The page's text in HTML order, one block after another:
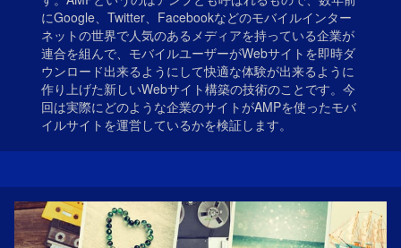
にGoogle、Twitter、Facebookなどのモバイルインター
ネットの世界で人気のあるメディアを持っている企業が
連合を組んで、モバイルユーザーがWebサイトを即時ダ
ウンロード出来るようにして快適な体験が出来るように
作り上げた新しいWebサイト構築の技術のことです。今
回は実際にどのような企業のサイトがAMPを使ったモバ
イルサイトを運営しているかを検証します。